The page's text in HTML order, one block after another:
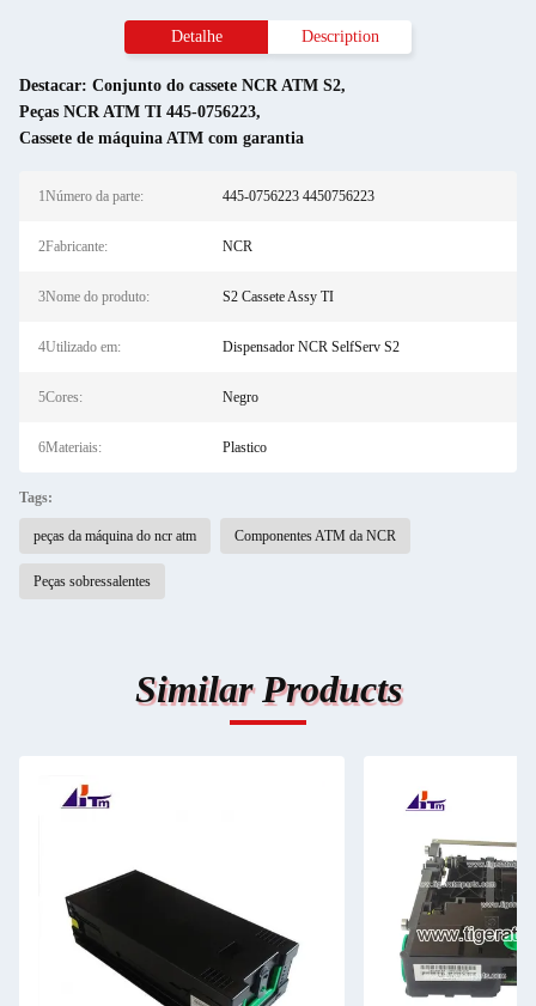
Detalhe Description
Destacar: Conjunto do cassete NCR ATM S2,
Peças NCR ATM TI 445-0756223,
Cassete de máquina ATM com garantia
1Número da parte: 445-0756223 4450756223
2Fabricante: NCR
3Nome do produto: S2 Cassete Assy TI
4Utilizado em: Dispensador NCR SelfServ S2
5Cores: Negro
6Materiais: Plastico
Tags:
peças da máquina do ncr atm Componentes ATM da NCR
Peças sobressalentes
Similar Products